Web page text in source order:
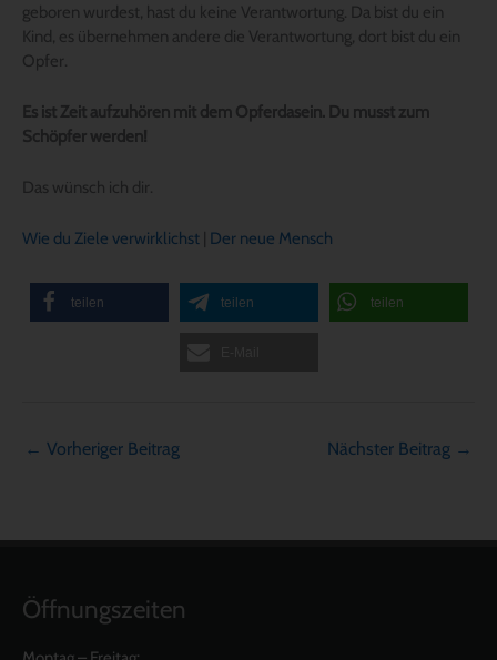
geboren wurdest, hast du keine Verantwortung. Da bist du ein
Kind, es übernehmen andere die Verantwortung, dort bist du ein
Opfer.
Es ist Zeit aufzuhören mit dem Opferdasein. Du musst zum
Schöpfer werden!
Das wünsch ich dir.
Wie du Ziele verwirklichst Der neue Mensch
teilen teilen teilen
← Vorheriger Beitrag Nächster Beitrag →
Öffnungszeiten